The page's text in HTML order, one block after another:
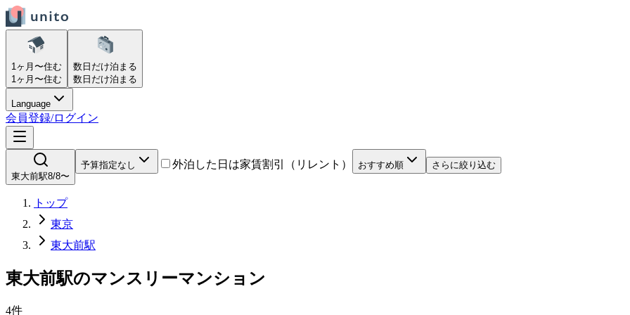
1ヶ月〜住む
1ヶ月〜住む
数日だけ泊まる
数日だけ泊まる
Language
会員登録/ログイン
東大前駅8/8〜
予算指定なし 外泊した日は家賃割引（リレント） おすすめ順 さらに絞り込む
トップ
東京
東大前駅
東大前駅のマンスリーマンション
4件